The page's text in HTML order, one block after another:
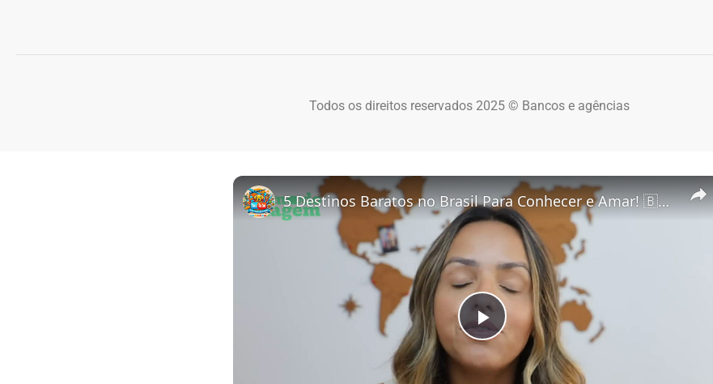
Todos os direitos reservados 2025 © Bancos e agências
Play Video
5 Destinos Baratos no Brasil Para Conhecer e Amar! 🇧🇷✨